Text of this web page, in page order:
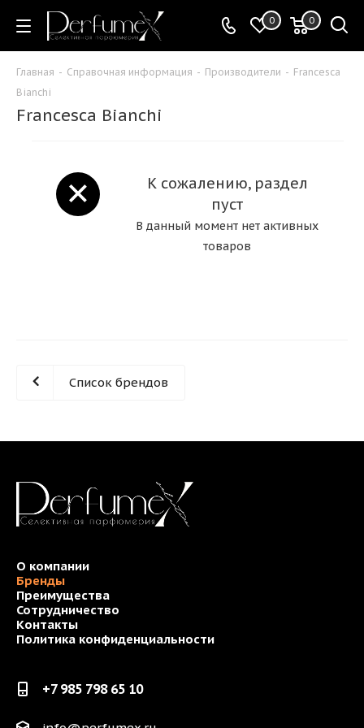
0 0
Главная - Справочная информация - Производители - Francesca
Bianchi
Francesca Bianchi
К сожалению, раздел
пуст
В данный момент нет активных
товаров
Список брендов
О компании
Бренды
Преимущества
Сотрудничество
Контакты
Политика конфиденциальности
+7 985 798 65 10